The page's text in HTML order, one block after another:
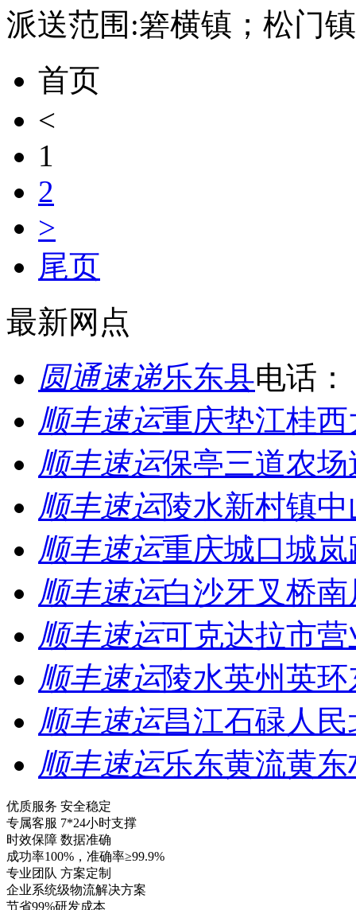
派送范围:箬横镇；松门
首页
<
1
2
>
尾页
最新网点
圆通速递乐东县电话：
顺丰速运重庆垫江桂
顺丰速运保亭三道农
顺丰速运陵水新村镇
顺丰速运重庆城口城
顺丰速运白沙牙叉桥
顺丰速运可克达拉市营
顺丰速运陵水英州英
顺丰速运昌江石碌人
顺丰速运乐东黄流黄
优质服务 安全稳定
专属客服 7*24小时支撑
时效保障 数据准确
成功率100%，准确率≥99.9%
专业团队 方案定制
企业系统级物流解决方案
节省99%研发成本